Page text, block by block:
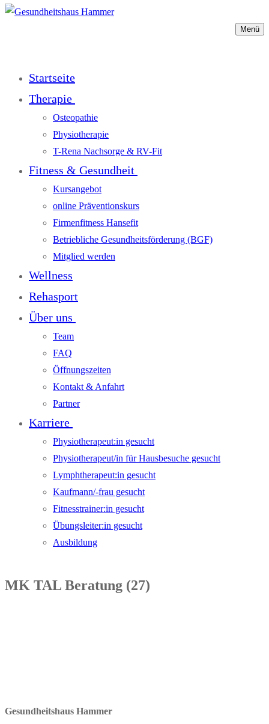
Menü
Startseite
Therapie
Osteopathie
Physiotherapie
T-Rena Nachsorge & RV-Fit
Fitness & Gesundheit
Kursangebot
online Präventionskurs
Firmenfitness Hansefit
Betriebliche Gesundheitsförderung (BGF)
Mitglied werden
Wellness
Rehasport
Über uns
Team
FAQ
Öffnungszeiten
Kontakt & Anfahrt
Partner
Karriere
Physiotherapeut:in gesucht
Physiotherapeut/in für Hausbesuche gesucht
Lymphtherapeut:in gesucht
Kaufmann/-frau gesucht
Fitnesstrainer:in gesucht
Übungsleiter:in gesucht
Ausbildung
MK TAL Beratung (27)
Gesundheitshaus Hammer